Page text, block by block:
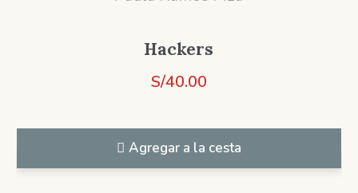
Hackers
S/40.00
Agregar a la cesta